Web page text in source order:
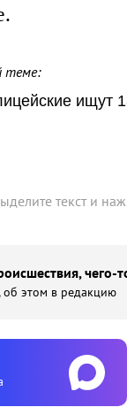
теме:
текст и
чего-
об этом в редакцию